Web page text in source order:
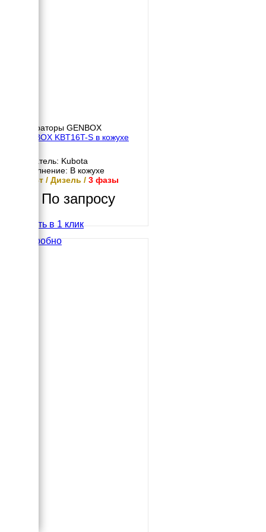
Генераторы GENBOX
GENBOX KBT16T-S в кожухе
Двигатель: Kubota
Исполнение: В кожухе
16 кВт / Дизель / 3 фазы
По запросу
Купить в 1 клик
Подробно